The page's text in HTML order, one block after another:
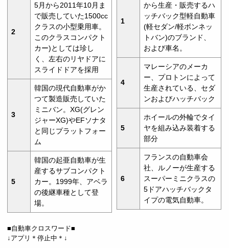
2
5月から2011年10月ま
で販売していた1500cc
クラスの小型乗用車。
このクラスコンパクト
カー)としては珍し
く、左右のリヤドアに
スライドドアを採用
3
韓国の現代自動車がか
つて製造販売していた
ミニバン。XG(グレン
ジャーXG)やEFソナタ
と同じプラットフォー
ム
5
韓国の起亜自動車が生
産するサブコンパクト
カー。1999年、アベラ
の後継車種として登
場。
1
から生産・販売するハ
ッチバック型軽自動車
(軽セダン/軽ボンネッ
トバン)のブランド、
および車名。
4
マレーシアのメーカ
ー、プロトンによって
生産されている、セダ
ンおよびハッチバック
5
ホイールの外輪でタイ
ヤを組み込み装着する
部分
6
フランスの自動車会
社、ルノーが生産する
スーパーミニクラスの
5ドアハッチバックタ
イプの電気自動車。
■自動車クロスワード■
↓アプリ＊停止中＊↓